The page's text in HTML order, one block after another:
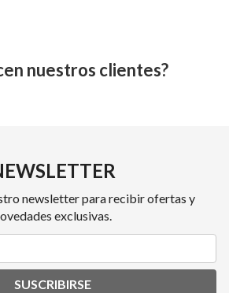
nuestros clientes?
newsletter para recibir ofertas y
exclusivas.
SUSCRIBIRSE